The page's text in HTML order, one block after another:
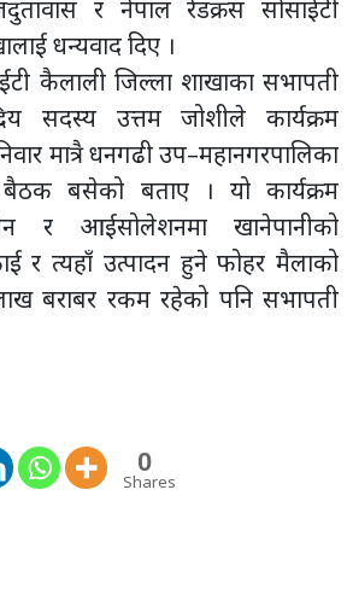
र नेपाल रेडक्रस सोसाईटी
धन्यवाद दिए ।
कैलाली जिल्ला शाखाका सभापती
सदस्य उत्तम जोशीले कार्यक्रम
मात्रै धनगढी उप–महानगरपालिका
बसेको बताए । यो कार्यक्रम
र आईसोलेशनमा खानेपानीको
र त्यहाँ उत्पादन हुने फोहर मैलाको
बराबर रकम रहेको पनि सभापती
0
Shares